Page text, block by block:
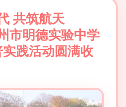
共筑航天
明德实验中学
践活动圆满收